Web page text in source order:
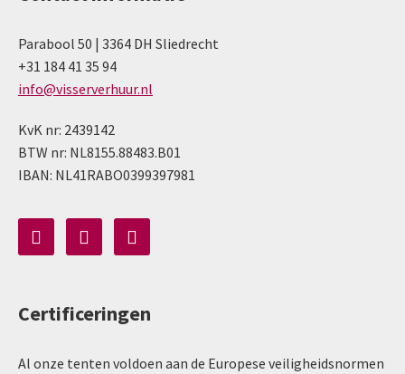
Parabool 50 | 3364 DH Sliedrecht
+31 184 41 35 94
info@visserverhuur.nl
KvK nr: 2439142
BTW nr: NL8155.88483.B01
IBAN: NL41RABO0399397981
Certificeringen
Al onze tenten voldoen aan de Europese veiligheidsnormen